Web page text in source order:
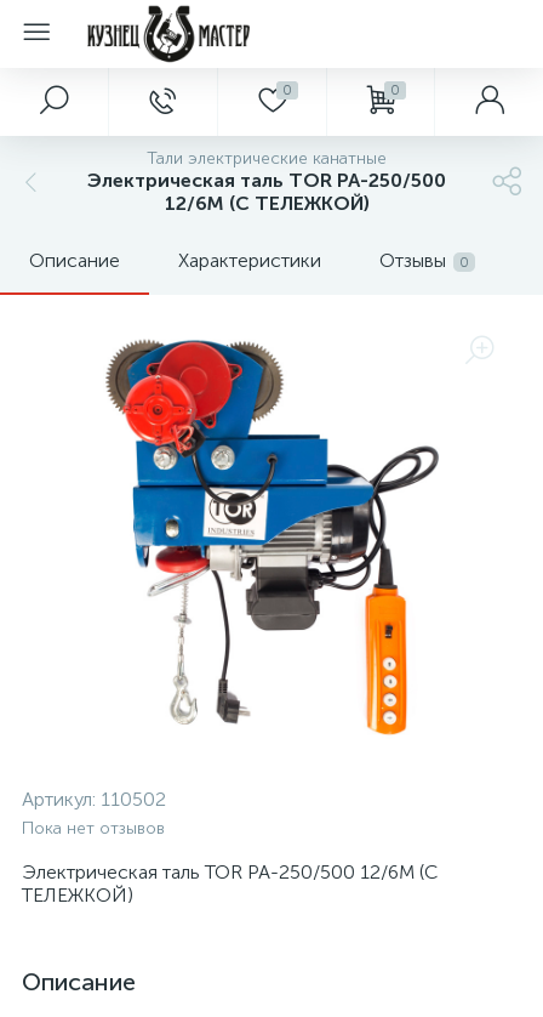
0 0
Тали электрические канатные
Электрическая таль TOR PA-250/500
12/6M (С ТЕЛЕЖКОЙ)
Описание Характеристики Отзывы 0
Артикул: 110502
Пока нет отзывов
Электрическая таль TOR PA-250/500 12/6M (С
ТЕЛЕЖКОЙ)
Описание